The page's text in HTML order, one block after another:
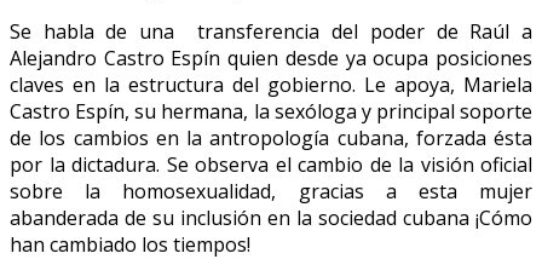
Se habla de una transferencia del poder de Raúl a
Alejandro Castro Espín quien desde ya ocupa posiciones
claves en la estructura del gobierno. Le apoya, Mariela
Castro Espín, su hermana, la sexóloga y principal soporte
de los cambios en la antropología cubana, forzada ésta
por la dictadura. Se observa el cambio de la visión oficial
sobre la homosexualidad, gracias a esta mujer
abanderada de su inclusión en la sociedad cubana ¡Cómo
han cambiado los tiempos!